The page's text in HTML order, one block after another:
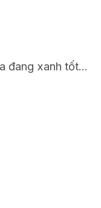
đang xanh tốt...